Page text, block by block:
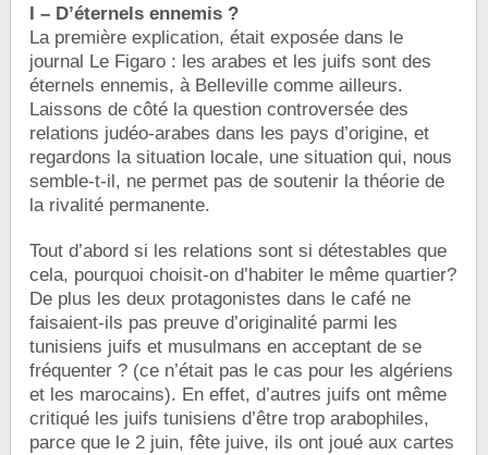
I – D’éternels ennemis ?
La première explication, était exposée dans le
journal Le Figaro : les arabes et les juifs sont des
éternels ennemis, à Belleville comme ailleurs.
Laissons de côté la question controversée des
relations judéo-arabes dans les pays d’origine, et
regardons la situation locale, une situation qui, nous
semble-t-il, ne permet pas de soutenir la théorie de
la rivalité permanente.
Tout d’abord si les relations sont si détestables que
cela, pourquoi choisit-on d’habiter le même quartier?
De plus les deux protagonistes dans le café ne
faisaient-ils pas preuve d’originalité parmi les
tunisiens juifs et musulmans en acceptant de se
fréquenter ? (ce n’était pas le cas pour les algériens
et les marocains). En effet, d’autres juifs ont même
critiqué les juifs tunisiens d’être trop arabophiles,
parce que le 2 juin, fête juive, ils ont joué aux cartes